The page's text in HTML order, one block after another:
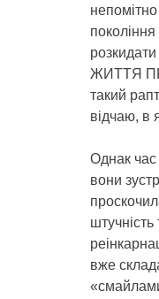
ЖИТТЯ
такий
відчаю, в
Однак час
вони
вже